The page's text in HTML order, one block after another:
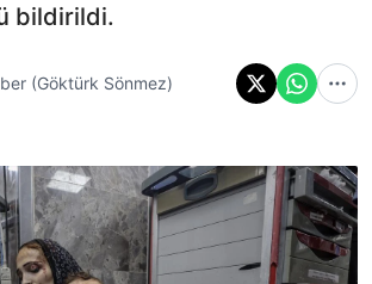
bildirildi.
(Göktürk Sönmez)